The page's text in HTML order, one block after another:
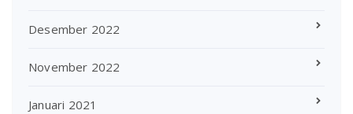
Desember 2022
November 2022
Januari 2021